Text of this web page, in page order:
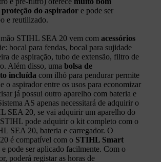
proteção do aspirador e pode ser
e reutilizado.
STIHL SEA 20 vem com acessórios
bocal para fendas, bocal para sujidade
de aspiração, tubo de extensão, filtro de
Além disso, uma bolsa de
incluída com ilhó para pendurar permite
o aspirador entre os usos para economizar
já possui outro aparelho com bateria e
AS apenas necessitará de adquirir o
SEA 20, se vai adquirir um aparelho do
pode adquirir o kit completo com o
SEA 20, bateria e carregador. O
é compatível com o STIHL Smart
e pode ser aplicado facilmente. Com o
poderá registar as horas de